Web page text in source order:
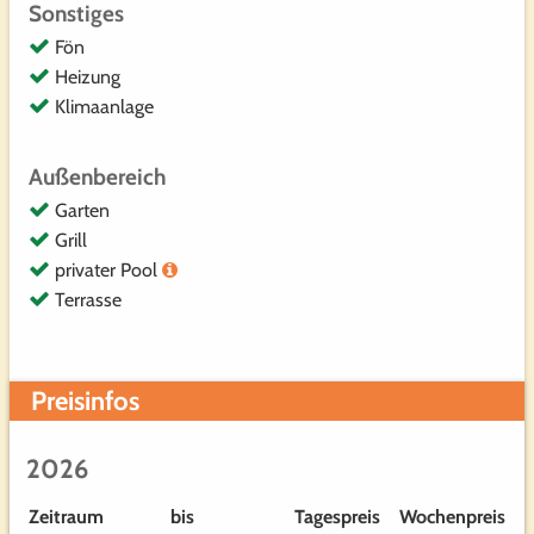
Pool
privater Pool (9,7 x 3,7 Meter; Tiefe 1,5 m) mit
Salzreinigungssystem
Sonstiges
Fön
Heizung
Klimaanlage
Außenbereich
Garten
Grill
privater Pool
Terrasse
Preisinfos
2026
Zeitraum
bis
Tagespreis Wochenpreis